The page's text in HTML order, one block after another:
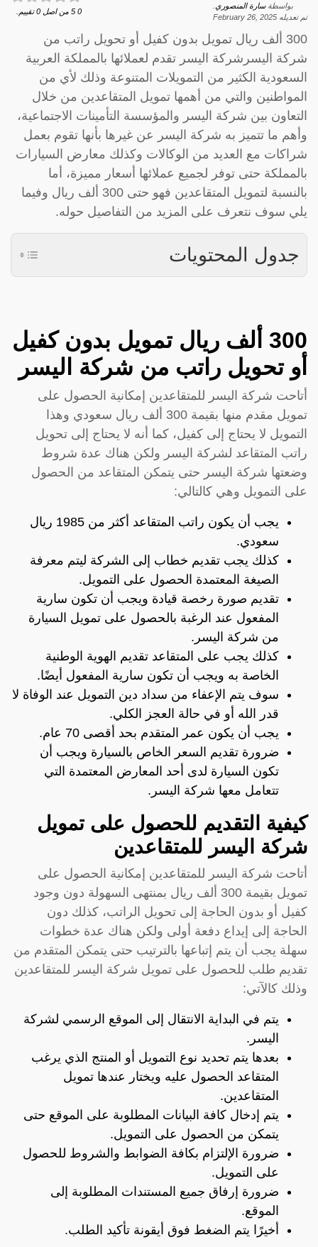
بواسطةسارة المنصوري
تم تعديله February 26, 2025
0
5 من اصل 0 تقييم.
300 ألف ريال تمويل بدون كفيل أو تحويل راتب من
شركة اليسرشركة اليسر تقدم لعملائها بالمملكة العربية
السعودية الكثير من التمويلات المتنوعة وذلك لأي من
المواطنين والتي من أهمها تمويل المتقاعدين من خلال
التعاون بين شركة اليسر والمؤسسة التأمينات الاجتماعية،
وأهم ما تتميز به شركة اليسر عن غيرها بأنها تقوم بعمل
شراكات مع العديد من الوكالات وكذلك معارض السيارات
بالمملكة حتى توفر لجميع عملائها أسعار مميزة، أما
بالنسبة لتمويل المتقاعدين فهو حتى 300 ألف ريال وفيما
يلي سوف نتعرف على المزيد من التفاصيل حوله.
جدول المحتويات
300 ألف ريال تمويل بدون كفيل
أو تحويل راتب من شركة اليسر
أتاحت شركة اليسر للمتقاعدين إمكانية الحصول على
تمويل مقدم منها بقيمة 300 ألف ريال سعودي وهذا
التمويل لا يحتاج إلى كفيل، كما أنه لا يحتاج إلى تحويل
راتب المتقاعد لشركة اليسر ولكن هناك عدة شروط
وضعتها شركة اليسر حتى يتمكن المتقاعد من الحصول
على التمويل وهي كالتالي:
يجب أن يكون راتب المتقاعد أكثر من 1985 ريال
سعودي.
كذلك يجب تقديم خطاب إلى الشركة ليتم معرفة
الصيغة المعتمدة الحصول على التمويل.
تقديم صورة رخصة قيادة ويجب أن تكون سارية
المفعول عند الرغبة بالحصول على تمويل السيارة
من شركة اليسر.
كذلك يجب على المتقاعد تقديم الهوية الوطنية
الخاصة به ويجب أن تكون سارية المفعول أيضًا.
سوف يتم الإعفاء من سداد دين التمويل عند الوفاة لا
قدر الله أو في حالة العجز الكلي.
يجب أن يكون عمر المتقدم بحد أقصى 70 عام.
ضرورة تقديم السعر الخاص بالسيارة ويجب أن
تكون السيارة لدى أحد المعارض المعتمدة التي
تتعامل معها شركة اليسر.
كيفية التقديم للحصول على تمويل
شركة اليسر للمتقاعدين
أتاحت شركة اليسر للمتقاعدين إمكانية الحصول على
تمويل بقيمة 300 ألف ريال بمنتهى السهولة دون وجود
كفيل أو بدون الحاجة إلى تحويل الراتب، كذلك دون
الحاجة إلى إيداع دفعة أولى ولكن هناك عدة خطوات
سهلة يجب أن يتم إتباعها بالترتيب حتى يتمكن المتقدم من
تقديم طلب للحصول على تمويل شركة اليسر للمتقاعدين
وذلك كالآتي:
يتم في البداية الانتقال إلى الموقع الرسمي لشركة
اليسر .
بعدها يتم تحديد نوع التمويل أو المنتج الذي يرغب
المتقاعد الحصول عليه ويختار عندها تمويل
المتقاعدين.
يتم إدخال كافة البيانات المطلوبة على الموقع حتى
يتمكن من الحصول على التمويل.
ضرورة الإلتزام بكافة الضوابط والشروط للحصول
على التمويل.
ضرورة إرفاق جميع المستندات المطلوبة إلى
الموقع.
أخيرًا يتم الضغط فوق أيقونة تأكيد الطلب.